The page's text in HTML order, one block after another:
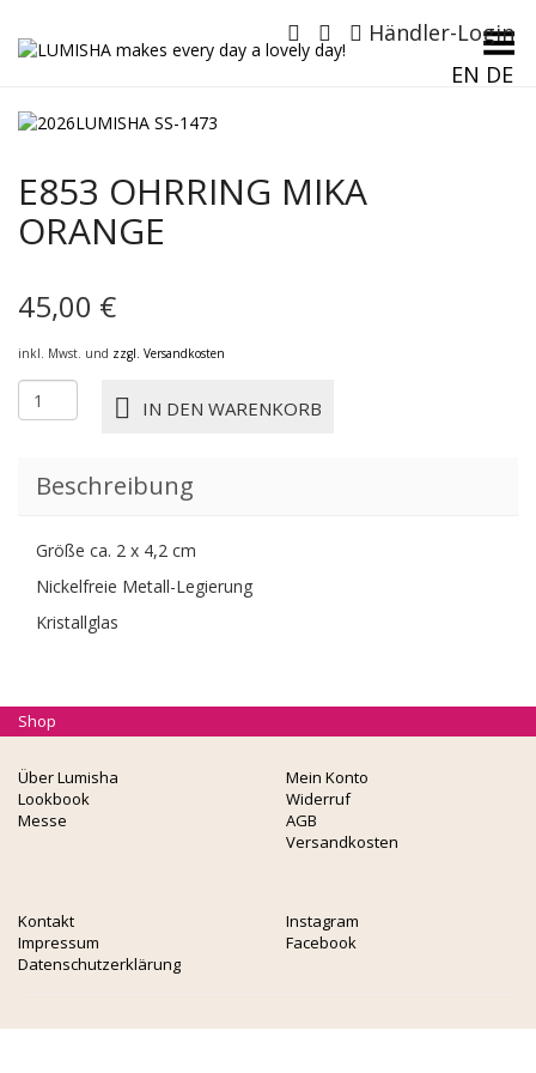
Händler-Login
EN DE
Menü umschalten
E853 OHRRING MIKA
ORANGE
45,00 €
inkl. Mwst. und zzgl. Versandkosten
E853
OHRRING
Menge
IN DEN WARENKORB
Beschreibung
Größe ca. 2 x 4,2 cm
Nickelfreie Metall-Legierung
Kristallglas
Über Lumisha
Lookbook
Messe
Mein Konto
Widerruf
AGB
Versandkosten
Kontakt
Impressum
Datenschutzerklärung
Instagram
Facebook
Shop